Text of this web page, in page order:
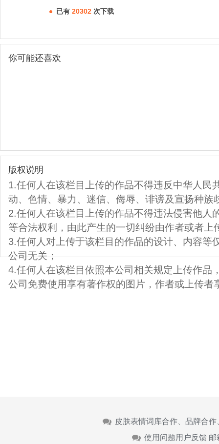
已有 20302 次下载
你可能还喜欢
版权说明
1.任何人在该栏目上传的作品不得违反中华人民
动、色情、暴力、迷信、侮辱、诽谤及宣扬种族
2.任何人在该栏目上传的作品不得违法侵害他人
等合法权利，由此产生的一切纠纷由作者或者上
3.任何人对上传于该栏目的作品的设计、内容等
公司无关；
4.任何人在该栏目依照本公司相关规定上传作品
公司免费使用享有著作权的图片，作者或上传者
皮肤表情词库合作、品牌合
使用问题用户反馈 邮